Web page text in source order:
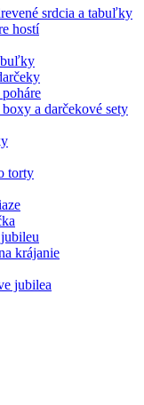
srdcia a tabuľky
hostí
a darčekové sety
torty
krájanie
jubilea